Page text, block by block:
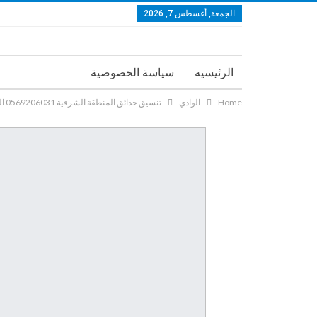
الجمعة, أغسطس 7, 2026
الرئيسيه سياسة الخصوصية
Home الوادي تنسيق حدائق المنطقة الشرقية 0569206031 الدمام الخبر الجبيل القطيف